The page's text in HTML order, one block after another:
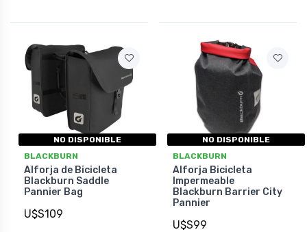
NO DISPONIBLE
BLACKBURN
Alforja de Bicicleta
Blackburn Saddle
Pannier Bag
U$S109
NO DISPONIBLE
BLACKBURN
Alforja Bicicleta
Impermeable
Blackburn Barrier City
Pannier
U$S99